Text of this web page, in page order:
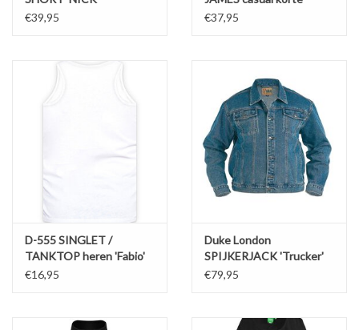
€39,95
mouw
€37,95
D-555 SINGLET /
TANKTOP heren 'Fabio'
wit
€16,95
Duke London
SPIJKERJACK 'Trucker'
blauw
€79,95